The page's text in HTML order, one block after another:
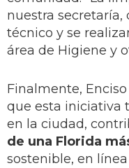
nuestra secretaría,
técnico y se
área de Higiene y
Finalmente,
que esta iniciativa
en la ciudad,
de una Florida
sostenible, en